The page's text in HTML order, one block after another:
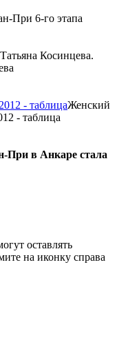
Косинцева.
Женский
- таблица
При в Анкаре стала
оставлять
на иконку справа